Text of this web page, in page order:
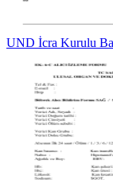
UND İcra Kurulu